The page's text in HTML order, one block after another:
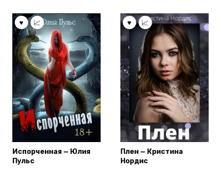
Испорченная — Юлия
Пульс
Плен — Кристина
Нордис